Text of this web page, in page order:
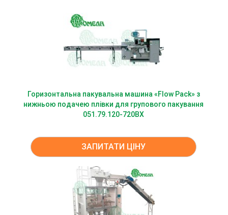
Горизонтальна пакувальна машина «Flow Pack» з
нижньою подачею плівки для групового пакування
051.79.120-720BX
ЗАПИТАТИ ЦІНУ